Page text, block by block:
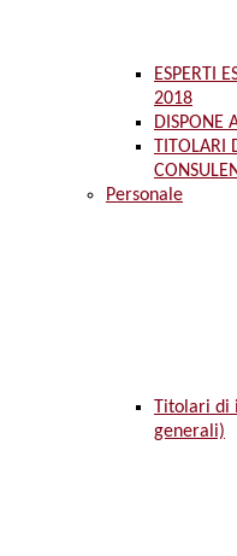
ESPERTI
2018
DISPONE
TITOLARI
Personale
Titolari di
generali)